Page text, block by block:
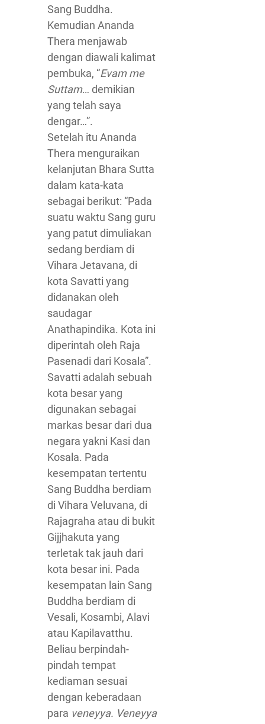
Sang Buddha.
Kemudian Ananda
Thera menjawab
dengan diawali kalimat
pembuka, “Evam me
Suttam… demikian
yang telah saya
dengar…”.
Setelah itu Ananda
Thera menguraikan
kelanjutan Bhara Sutta
dalam kata-kata
sebagai berikut: “Pada
suatu waktu Sang guru
yang patut dimuliakan
sedang berdiam di
Vihara Jetavana, di
kota Savatti yang
didanakan oleh
saudagar
Anathapindika. Kota ini
diperintah oleh Raja
Pasenadi dari Kosala”.
Savatti adalah sebuah
kota besar yang
digunakan sebagai
markas besar dari dua
negara yakni Kasi dan
Kosala. Pada
kesempatan tertentu
Sang Buddha berdiam
di Vihara Veluvana, di
Rajagraha atau di bukit
Gijjhakuta yang
terletak tak jauh dari
kota besar ini. Pada
kesempatan lain Sang
Buddha berdiam di
Vesali, Kosambi, Alavi
atau Kapilavatthu.
Beliau berpindah-
pindah tempat
kediaman sesuai
dengan keberadaan
para veneyya. Veneyya